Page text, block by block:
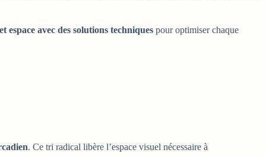
espace avec des solutions techniques pour optimiser chaque
. Ce tri radical libère l’espace visuel nécessaire à